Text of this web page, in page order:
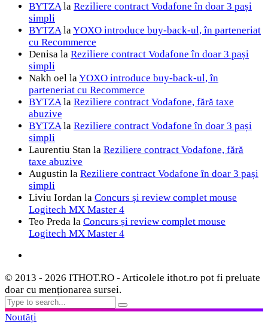
BYTZAla Reziliere contract Vodafone în doar 3 pași
simpli
BYTZAlaYOXO introduce buy-back-ul, în parteneriat
cu Recommerce
Denisa la Reziliere contract Vodafone în doar 3 pași
simpli
Nakh oel laYOXO introduce buy-back-ul, în
parteneriat cu Recommerce
BYTZAla Reziliere contract Vodafone, fără taxe
abuzive
BYTZAla Reziliere contract Vodafone în doar 3 pași
simpli
Laurentiu Stan la Reziliere contract Vodafone, fără
taxe abuzive
Augustin la Reziliere contract Vodafone în doar 3 pași
simpli
Liviu Iordan la Concurs și review complet mouse
Logitech MX Master 4
Teo Preda la Concurs și review complet mouse
Logitech MX Master 4
© 2013 - 2026 ITHOT.RO - Articolele ithot.ro pot fi preluate
doar cu menționarea sursei.
Noutăți